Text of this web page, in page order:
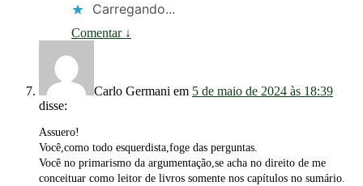
Carregando...
Comentar ↓
Carlo Germani em 5 de maio de 2024 às 18:39
disse:
Assuero!
Você,como todo esquerdista,foge das perguntas.
Você no primarismo da argumentação,se acha no direito de me
conceituar como leitor de livros somente nos capítulos no sumário.